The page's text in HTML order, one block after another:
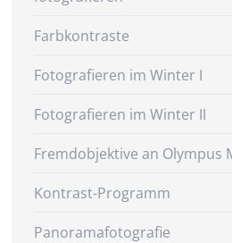
Farbkontraste
Fotografieren im Winter I
Fotografieren im Winter II
Fremdobjektive an Olympus
Kontrast-Programm
Panoramafotografie